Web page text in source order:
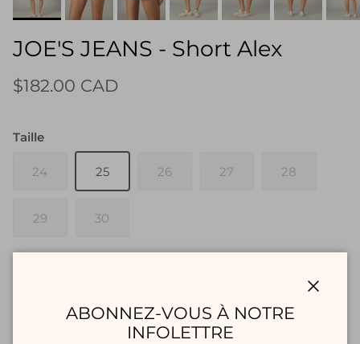
JOE'S JEANS - Short Alex
$182.00 CAD
Taille
24 25 26 27 28
29 30
ABONNEZ-VOUS À NOTRE
INFOLETTRE